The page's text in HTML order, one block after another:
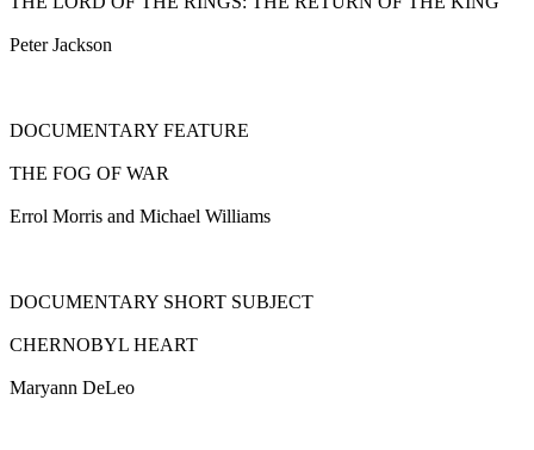
Peter Jackson
DOCUMENTARY FEATURE
THE FOG OF WAR
Errol Morris and Michael Williams
DOCUMENTARY SHORT SUBJECT
CHERNOBYL HEART
Maryann DeLeo